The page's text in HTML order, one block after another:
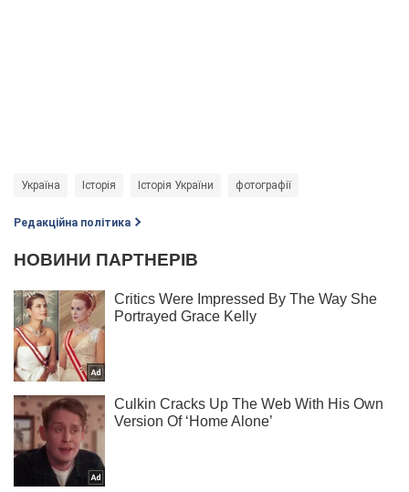
Україна Історія Історія України фотографії
Редакційна політика